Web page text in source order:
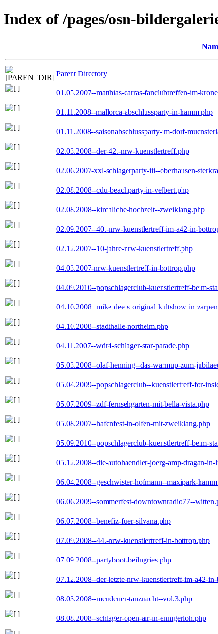
Index of /pages/osn-
Parent Directory
01.05.2007--matthias-carras-fanclubtreffen-im-
01.11.2008--mallorca-abschlussparty-in-hamm.php
01.11.2008--saisonabschlussparty-im-dorf-
02.03.2008--der-42.-nrw-kuenstlertreff.php
02.06.2007-xxl-schlagerparty-iii--oberhausen-
02.08.2008--cdu-beachparty-in-velbert.php
02.08.2008--kirchliche-hochzeit--zweiklang.php
02.09.2007--40.-nrw-kuenstlertreff-im-a42-in-
02.12.2007--10-jahre-nrw-kuenstlertreff.php
04.03.2007-nrw-kuenstlertreff-in-bottrop.php
04.09.2010--popschlagerclub-kuenstlertreff-beim-
04.10.2008--mike-dee-s-original-kultshow-in-
04.10.2008--stadthalle-northeim.php
04.11.2007--wdr4-schlager-star-parade.php
05.03.2008--olaf-henning--das-warmup-zum-
05.04.2009--popschlagerclub--kuenstlertreff-for-
05.07.2009--zdf-fernsehgarten-mit-bella-vista.php
05.08.2007--hafenfest-in-olfen-mit-zweiklang.php
05.09.2010--popschlagerclub-kuenstlertreff-beim-
05.12.2008--die-autohaendler-joerg-amp-dragan-in-
06.04.2008--geschwister-hofmann--maxipark-
06.06.2009--sommerfest-downtownradio77--
06.07.2008--benefiz-fuer-silvana.php
07.09.2008--44.-nrw-kuenstlertreff-in-bottrop.php
07.09.2008--partyboot-beilngries.php
07.12.2008--der-letzte-nrw-kuenstlertreff-im-a42-
08.03.2008--mendener-tanznacht--vol.3.php
08.08.2008--schlager-open-air-in-ennigerloh.php